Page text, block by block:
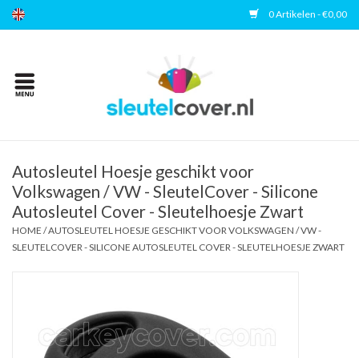
0 Artikelen - €0,00
Home
Accessoires
Veelgestelde vragen
Autosleutel Hoesje geschikt voor
Volkswagen / VW - SleutelCover - Silicone
Autosleutel Cover - Sleutelhoesje Zwart
HOME /AUTOSLEUTEL HOESJE GESCHIKT VOOR VOLKSWAGEN / VW -
SLEUTELCOVER - SILICONE AUTOSLEUTEL COVER - SLEUTELHOESJE ZWART